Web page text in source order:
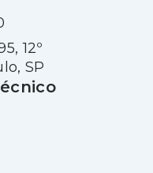
12º
SP